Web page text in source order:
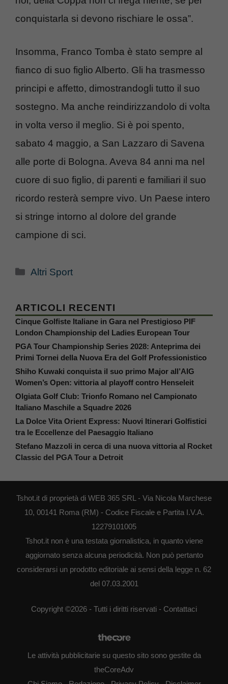
conquistarla si devono rischiare le ossa”.
Insomma, Franco Tomba è stato sempre al
fianco di suo figlio Alberto. Gli ha trasmesso
principi e affetto, dimostrandogli tutto il suo
sostegno. Ma anche reindirizzandolo di volta
in volta verso il meglio. Si è poi spento,
sabato 4 maggio, a San Lazzaro di Savena
alle porte di Bologna. Aveva 84 anni ma nel
cuore di suo figlio, di parenti e familiari il suo
ricordo resterà sempre vivo. Un Paese intero
si stringe intorno al dolore del grande
campione di sci.
Categorie
Altri Sport
ARTICOLI RECENTI
Cinque Golfiste Italiane in Gara nel Prestigioso PIF
London Championship del Ladies European Tour
PGA Tour Championship Series 2028: Anteprima dei
Primi Tornei della Nuova Era del Golf Professionistico
Shiho Kuwaki conquista il suo primo Major all’AIG
Women’s Open: vittoria al playoff contro Henseleit
Olgiata Golf Club: Trionfo Romano nel Campionato
Italiano Maschile a Squadre 2026
La Dolce Vita Orient Express: Nuovi Itinerari Golfistici
tra le Eccellenze del Paesaggio Italiano
Stefano Mazzoli in cerca di una nuova vittoria al Rocket
Classic del PGA Tour a Detroit
Tshot.it di proprietà di WEB 365 SRL - Via Nicola Marchese
10, 00141 Roma (RM) - Codice Fiscale e Partita I.V.A.
12279101005
Tshot.it non è una testata giornalistica, in quanto viene
aggiornato senza alcuna periodicità. Non può pertanto
considerarsi un prodotto editoriale ai sensi della legge n. 62
del 07.03.2001
Copyright ©2026 - Tutti i diritti riservati - Contattaci
Le attività pubblicitarie su questo sito sono gestite da
theCoreAdv